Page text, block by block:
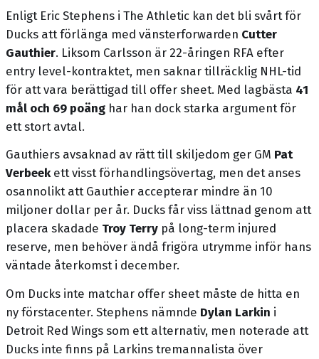
Enligt Eric Stephens i The Athletic kan det bli svårt för
Ducks att förlänga med vänsterforwarden Cutter
Gauthier. Liksom Carlsson är 22-åringen RFA efter
entry level-kontraktet, men saknar tillräcklig NHL-tid
för att vara berättigad till offer sheet. Med lagbästa 41
mål och 69 poäng har han dock starka argument för
ett stort avtal.
Gauthiers avsaknad av rätt till skiljedom ger GM Pat
Verbeekett visst förhandlingsövertag, men det anses
osannolikt att Gauthier accepterar mindre än 10
miljoner dollar per år. Ducks får viss lättnad genom att
placera skadade Troy Terry på long-term injured
reserve, men behöver ändå frigöra utrymme inför hans
väntade återkomst i december.
Om Ducks inte matchar offer sheet måste de hitta en
ny förstacenter. Stephens nämnde Dylan Larkin i
Detroit Red Wings som ett alternativ, men noterade att
Ducks inte finns på Larkins tremannalista över